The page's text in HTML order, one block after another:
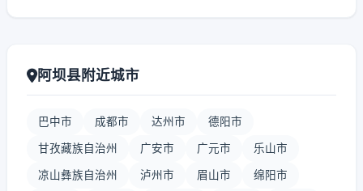
阿坝县附近城市
巴中市 成都市 达州市 德阳市
甘孜藏族自治州 广安市 广元市 乐山市
凉山彝族自治州 泸州市 眉山市 绵阳市